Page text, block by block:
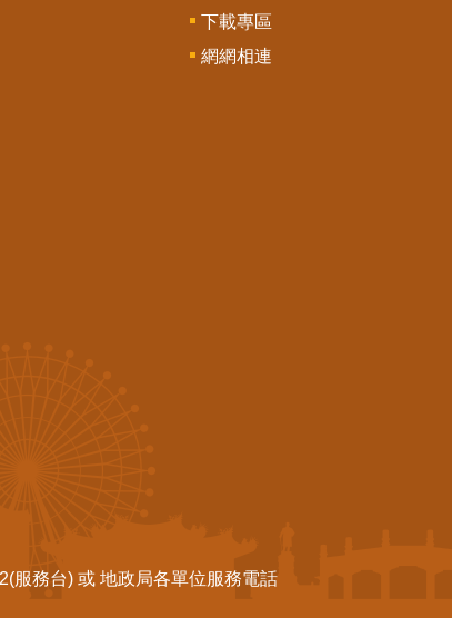
下載專區
網網相連
服務台) 或 地政局各單位服務電話